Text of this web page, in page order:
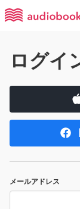
ログイ
メールアドレス